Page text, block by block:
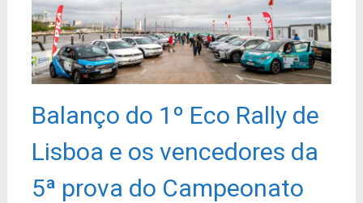
Balanço do 1º Eco Rally de
Lisboa e os vencedores da
5ª prova do Campeonato